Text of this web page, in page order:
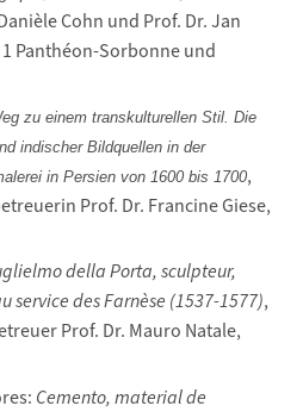
Cohn und Prof. Dr. Jan
Panthéon-Sorbonne und
zu einem transkulturellen Stil. Die
indischer Bildquellen in der
in Persien von 1600 bis 1700,
Prof. Dr. Francine Giese,
della Porta, sculpteur,
service des Farnèse (1537-1577),
Prof. Dr. Mauro Natale,
Cemento, material de